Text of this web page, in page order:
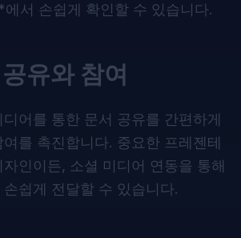
서 손쉽게 확인할 수 있습니다.
유와 참여
어를 통한 문서 공유를 간편하게
를 촉진합니다. 중요한 프레젠테
인이든, 소셜 미디어 연동을 통해
쉽게 전달할 수 있습니다.